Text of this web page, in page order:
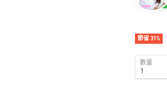
節省 31%
數量